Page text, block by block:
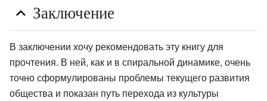
Заключение
В заключении хочу рекомендовать эту книгу для
прочтения. В ней, как и в спиральной динамике, очень
точно сформулированы проблемы текущего развития
общества и показан путь перехода из культуры